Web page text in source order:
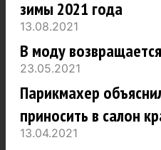
зимы 2021 года
13.08.2021
В моду
23.05.2021
Парикмахер
приносить в салон
13.04.2021